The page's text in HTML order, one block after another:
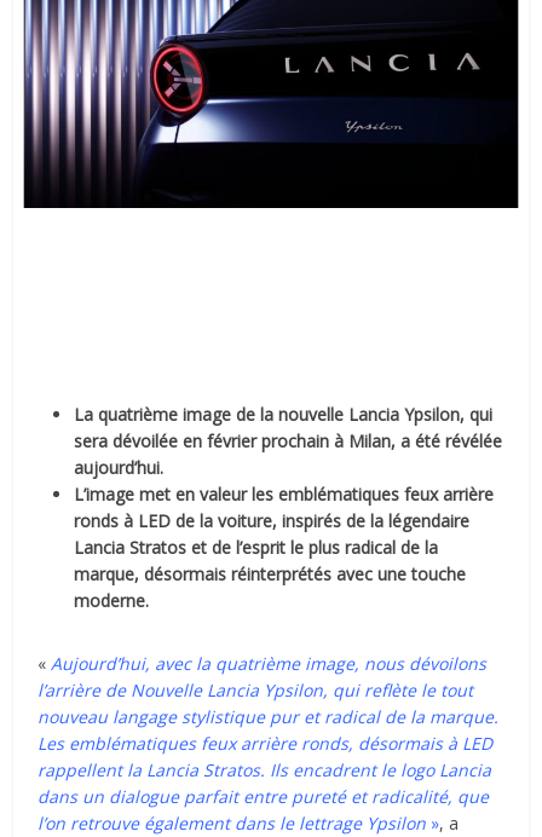
La quatrième image de la nouvelle Lancia Ypsilon, qui
sera dévoilée en février prochain à Milan, a été révélée
aujourd’hui.
L’image met en valeur les emblématiques feux arrière
ronds à LED de la voiture, inspirés de la légendaire
Lancia Stratos et de l’esprit le plus radical de la
marque, désormais réinterprétés avec une touche
moderne.
« Aujourd’hui, avec la quatrième image, nous dévoilons
l’arrière de Nouvelle Lancia Ypsilon, qui reflète le tout
nouveau langage stylistique pur et radical de la marque.
Les emblématiques feux arrière ronds, désormais à LED
rappellent la Lancia Stratos. Ils encadrent le logo Lancia
dans un dialogue parfait entre pureté et radicalité, que
l’on retrouve également dans le lettrage Ypsilon », a